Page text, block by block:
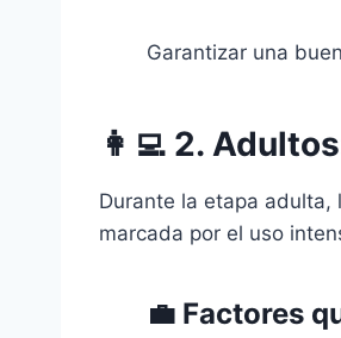
Garantizar una
👩‍💻 2.
Durante la etapa
marcada por el uso
💼 Factores